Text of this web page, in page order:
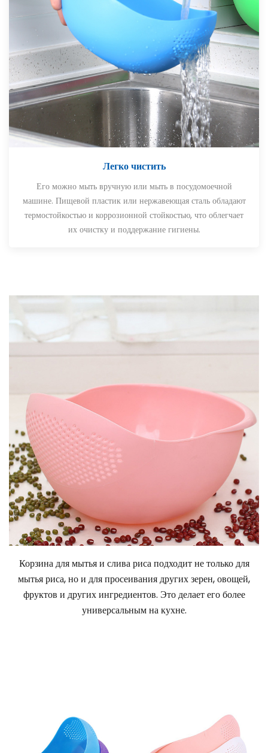
Легко чистить
Его можно мыть вручную или мыть в посудомоечной
машине. Пищевой пластик или нержавеющая сталь обладают
термостойкостью и коррозионной стойкостью, что облегчает
их очистку и поддержание гигиены.
Корзина для мытья и слива риса подходит не только для
мытья риса, но и для просеивания других зерен, овощей,
фруктов и других ингредиентов. Это делает его более
универсальным на кухне.